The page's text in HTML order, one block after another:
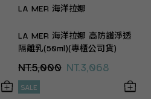
LA MER 海洋拉娜
LA MER 海洋拉娜 高防護淨透
隔離乳(50ml)(專櫃公司貨)
NT.5,000 NT.3,068
SALE